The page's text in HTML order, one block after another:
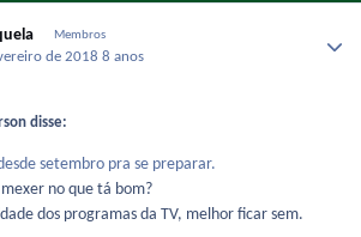
Membros
de 20188 anos
disse:
setembro pra se preparar.
no que tá bom?
dos programas da TV, melhor ficar sem.